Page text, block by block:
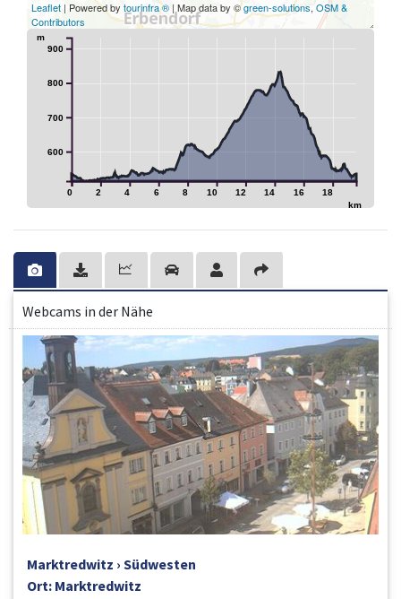
Leaflet | Powered by tourinfra ® | Map data by ©green-solutions, OSM &
Contributors
0 2 4 6 8 10 12 14 16 18
km
600
700
800
900
m
Webcams in der Nähe
Marktredwitz › Südwesten
Ort: Marktredwitz